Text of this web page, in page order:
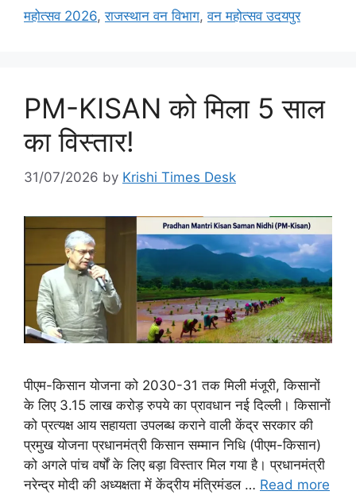
महोत्सव 2026,राजस्थान वन विभाग,वन महोत्सव उदयपुर
PM-KISAN को मिला 5 साल
का विस्तार!
31/07/2026 by Krishi Times Desk
पीएम-किसान योजना को 2030-31 तक मिली मंजूरी, किसानों
के लिए 3.15 लाख करोड़ रुपये का प्रावधान नई दिल्ली। किसानों
को प्रत्यक्ष आय सहायता उपलब्ध कराने वाली केंद्र सरकार की
प्रमुख योजना प्रधानमंत्री किसान सम्मान निधि (पीएम-किसान)
को अगले पांच वर्षों के लिए बड़ा विस्तार मिल गया है। प्रधानमंत्री
नरेन्द्र मोदी की अध्यक्षता में केंद्रीय मंत्रिमंडल … Read more